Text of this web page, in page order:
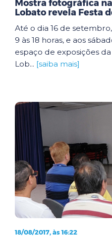
Mostra fotográfica
Lobato revela Festa
Até o dia 16 de
9 às 18 horas, e aos
espaço de exposições
Lob... [saiba mais]
18/08/2017, às 16:22